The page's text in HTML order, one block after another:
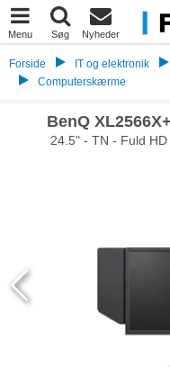
Menu Søg Nyheder
Forside IT og elektronik
Computerskærme
BenQ
24.5" - TN - Fuld